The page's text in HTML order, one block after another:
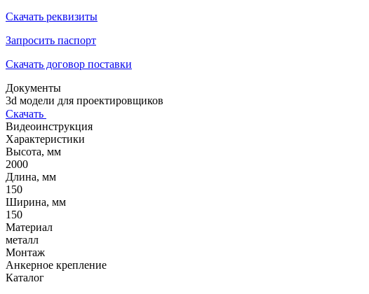
Скачать реквизиты
Запросить паспорт
Скачать договор поставки
Документы
3d модели для проектировщиков
Скачать
Видеоинструкция
Характеристики
Высота, мм
2000
Длина, мм
150
Ширина, мм
150
Материал
металл
Монтаж
Анкерное крепление
Каталог